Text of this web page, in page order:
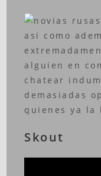
asi como
alguien en
chatear
demasiadas
quienes ya la
Skout